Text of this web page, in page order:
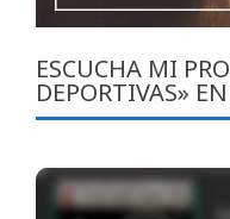
ESCUCHA MI
DEPORTIVAS»